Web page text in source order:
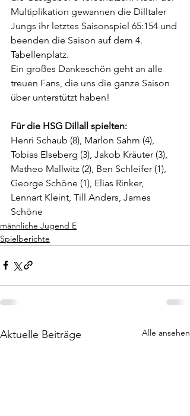
Multiplikation gewannen die Dilltaler
Jungs ihr letztes Saisonspiel 65:154 und
beenden die Saison auf dem 4.
Tabellenplatz.
Ein großes Dankeschön geht an alle
treuen Fans, die uns die ganze Saison
über unterstützt haben!
Für die HSG Dillall spielten:
Henri Schaub (8), Marlon Sahm (4),
Tobias Elseberg (3), Jakob Kräuter (3),
Matheo Mallwitz (2), Ben Schleifer (1),
George Schöne (1), Elias Rinker,
Lennart Kleint, Till Anders, James
Schöne
männliche Jugend E
Spielberichte
Aktuelle Beiträge Alle ansehen